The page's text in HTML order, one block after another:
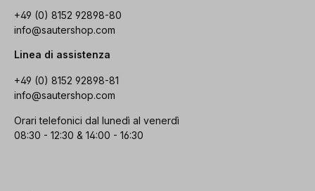
+49 (0) 8152 92898-80
info@sautershop.com
Linea di assistenza
+49 (0) 8152 92898-81
info@sautershop.com
Orari telefonici dal lunedì al venerdì
08:30 - 12:30 & 14:00 - 16:30